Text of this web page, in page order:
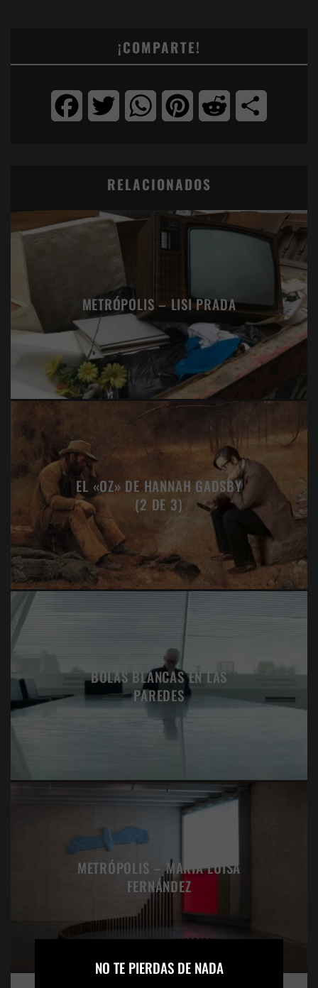
¡COMPARTE!
FacebookTwitter WhatsAppPinterest Reddit
RELACIONADOS
METRÓPOLIS – LISI PRADA
EL «OZ» DE HANNAH GADSBY
(2 DE 3)
BOLAS BLANCAS EN LAS
PAREDES
METRÓPOLIS – MARÍA LUISA
FERNÁNDEZ
NO TE PIERDAS DE NADA